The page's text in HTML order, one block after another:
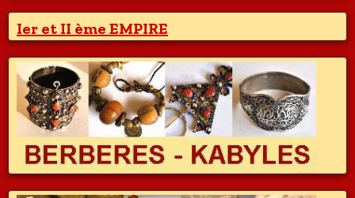
Ier et II ème EMPIRE